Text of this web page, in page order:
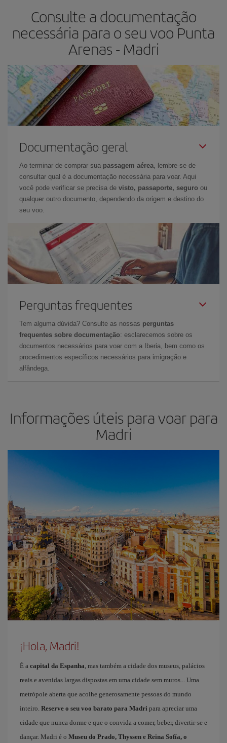
passagens aéreas, mais baratas elas serão. Além disso, se você
pesquisar os voos com as datas e horários da viagem um pouco
em aberto, poderá escolher o preço mais barato.
Consulte a documentação
necessária para o seu voo Punta
Arenas - Madri
Documentação geral
Ao terminar de comprar sua passagem aérea, lembre-se de
consultar qual é a documentação necessária para voar. Aqui
você pode verificar se precisa de visto, passaporte, seguro ou
qualquer outro documento, dependendo da origem e destino do
seu voo.
Perguntas frequentes
Tem alguma dúvida? Consulte as nossas perguntas
frequentes sobre documentação: esclarecemos sobre os
documentos necessários para voar com a Iberia, bem como os
procedimentos específicos necessários para imigração e
alfândega.
Informações úteis para voar para
Madri
¡Hola, Madri!
É a capital da Espanha, mas também a cidade dos museus, palácios
reais e avenidas largas dispostas em uma cidade sem muros... Uma
metrópole aberta que acolhe generosamente pessoas do mundo
inteiro. Reserve o seu voo barato para Madri para apreciar uma
cidade que nunca dorme e que o convida a comer, beber, divertir-se e
dançar. Madri é o Museu do Prado, Thyssen e Reina Sofía, o